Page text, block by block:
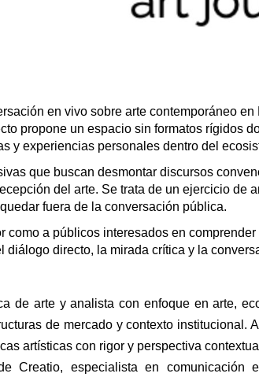
en vivo sobre arte contemporáneo
propone un espacio sin formatos rígidos
y experiencias personales dentro del
que buscan desmontar discursos
del arte. Se trata de un ejercicio de
fuera de la conversación pública.
como a públicos interesados en
diálogo directo, la mirada crítica y la
de arte y analista con enfoque en arte,
de mercado y contexto institucional.
artísticas con rigor y perspectiva
Creatio, especialista en comunicación